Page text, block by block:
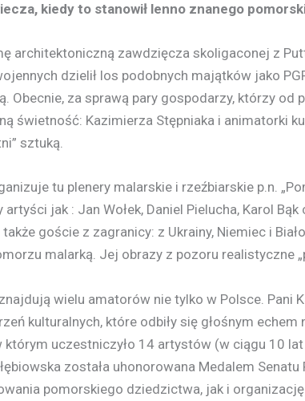
kiedy to stanowił lenno znanego
architektoniczną zawdzięcza skoligaconej z
dzielił los podobnych majątków jako
Obecnie, za sprawą pary gospodarzy, którzy od
świetność: Kazimierza Stępniaka i animatorki
sztuką.
tu plenery malarskie i rzeźbiarskie p.n.
jak : Jan Wołek, Daniel Pielucha, Karol Bąk
goście z zagranicy: z Ukrainy, Niemiec i
malarką. Jej obrazy z pozoru realistyczne
wielu amatorów nie tylko w Polsce. Pani
kulturalnych, które odbiły się głośnym
którym uczestniczyło 14 artystów (w ciągu 10
została uhonorowana Medalem Senatu
pomorskiego dziedzictwa, jak i